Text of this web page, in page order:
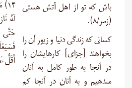
باش که تو از اهل آتش هستی
(زمر/۸).
کسانى که زندگى دنیا و زیور آن را
بخواهند [جزاى] کارهایشان را
در آنجا به طور کامل به آنان
مى‏دهیم و به آنان در آنجا کم
لَهُ
حَتَّى
أَقَلُّ